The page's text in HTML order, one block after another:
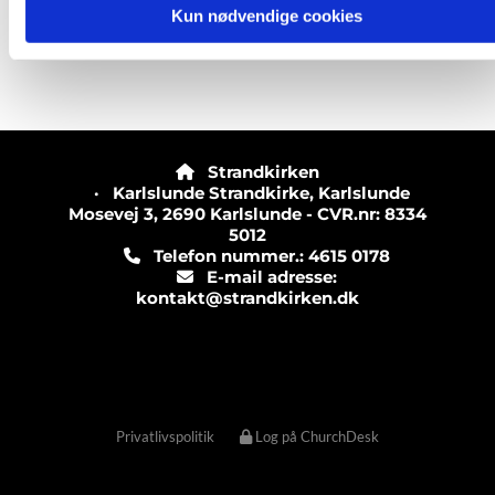
Kun nødvendige cookies

Strandkirken
· Karlslunde Strandkirke, Karlslunde
Mosevej 3, 2690 Karlslunde - CVR.nr: 8334
5012
Telefon nummer.: 4615 0178
E-mail adresse:
kontakt@strandkirken.dk
Privatlivspolitik Log på ChurchDesk